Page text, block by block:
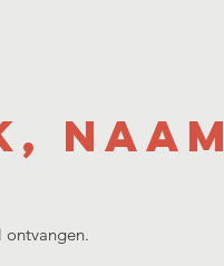
Naam
ontvangen.